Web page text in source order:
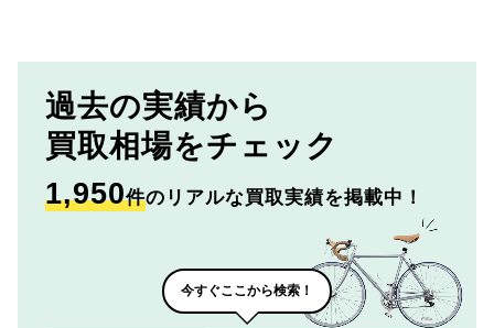
過去の実績から
買取相場をチェック
1,950件のリアルな買取実績を掲載中！
今すぐここから検索！